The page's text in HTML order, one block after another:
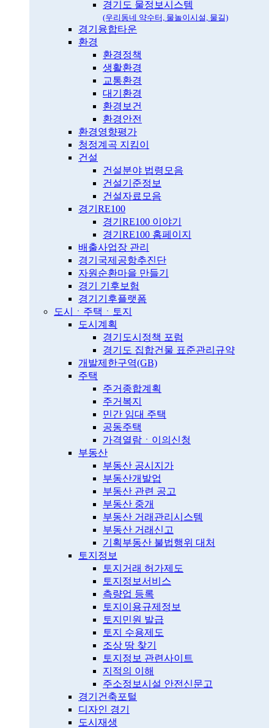
경기도 물정보시스템
(우리동네 약수터, 물놀이시설, 물길)
경기융합타운
환경
환경정책
생활환경
교통환경
대기환경
환경보건
환경안전
환경영향평가
청정계곡 지킴이
건설
건설분야 법령모음
건설기준정보
건설자료모음
경기RE100
경기RE100 이야기
경기RE100 홈페이지
배출사업장 관리
경기국제공항추진단
자원순환마을 만들기
경기 기후보험
경기기후플랫폼
도시ㆍ주택ㆍ토지
도시계획
경기도시정책 포럼
경기도 집합건물 표준관리규약
개발제한구역(GB)
주택
주거종합계획
주거복지
민간 임대 주택
공동주택
가격열람ㆍ이의신청
부동산
부동산 공시지가
부동산개발업
부동산 관련 공고
부동산 중개
부동산 거래관리시스템
부동산 거래신고
기획부동산 불법행위 대처
토지정보
토지거래 허가제도
토지정보서비스
측량업 등록
토지이용규제정보
토지민원 발급
토지 수용제도
조상 땅 찾기
토지정보 관련사이트
지적의 이해
주소정보시설 안전신문고
경기건축포털
디자인 경기
도시재생